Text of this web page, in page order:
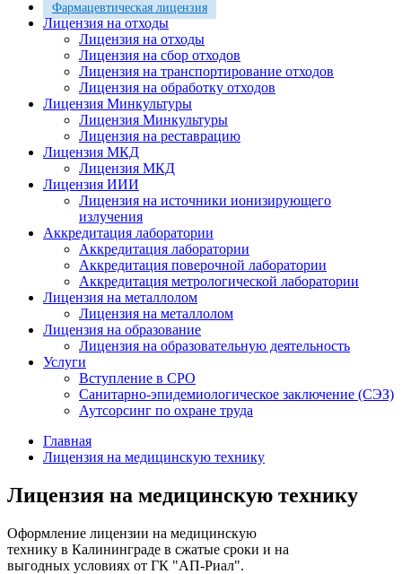
Фармацевтическая лицензия
Лицензия на отходы
Лицензия на отходы
Лицензия на сбор отходов
Лицензия на транспортирование отходов
Лицензия на обработку отходов
Лицензия Минкультуры
Лицензия Минкультуры
Лицензия на реставрацию
Лицензия МКД
Лицензия МКД
Лицензия ИИИ
Лицензия на источники ионизирующего
излучения
Аккредитация лаборатории
Аккредитация лаборатории
Аккредитация поверочной лаборатории
Аккредитация метрологической лаборатории
Лицензия на металлолом
Лицензия на металлолом
Лицензия на образование
Лицензия на образовательную деятельность
Услуги
Вступление в СРО
Санитарно-эпидемиологическое заключение (СЭЗ)
Аутсорсинг по охране труда
Главная
Лицензия на медицинскую технику
Лицензия на медицинскую технику
Оформление лицензии на медицинскую
технику в Калининграде в сжатые сроки и на
выгодных условиях от ГК "АП-Риал".